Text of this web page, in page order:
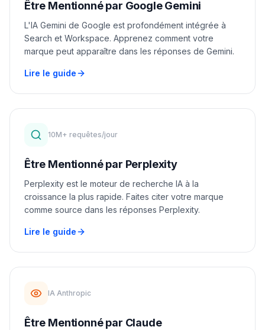
Être Mentionné par Google Gemini
L'IA Gemini de Google est profondément intégrée à
Search et Workspace. Apprenez comment votre
marque peut apparaître dans les réponses de Gemini.
Lire le guide
10M+ requêtes/jour
Être Mentionné par Perplexity
Perplexity est le moteur de recherche IA à la
croissance la plus rapide. Faites citer votre marque
comme source dans les réponses Perplexity.
Lire le guide
IA Anthropic
Être Mentionné par Claude